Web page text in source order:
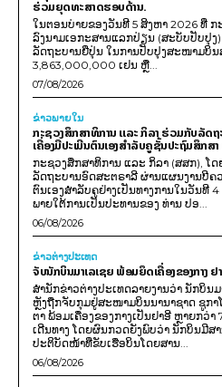
ຮ່ວມຍຸດທະສາດຮອບດ້ານ.
ໃນຕອນບ່າຍຂອງວັນທີ 5 ສິງຫາ 2026 ທີ່ ກ
ລົງນາມເອກະສານແລກປ່ຽນ (ສະບັບປັບປຸງ
ລັດຖະບານຍີ່ປຸ່ນ ໃນການປັບປຸງສະໜາມບິ
3,863,000,000 ເຢນ ຫຼື...
07/08/2026
ຂ່າວພາຍ​ໃນ
ກະຊວງສຶກສາທິການ ແລະ ກິລາ ຮ່ວມກັບລັດຖ
ເຄື່ອງມືປະເມີນຕົນເອງສຳລັບຄູຊັ້ນປະຖົມສຶກສ
ກະຊວງສຶກສາທິການ ແລະ ກິລາ (ສສກ),
ລັດຖະບານອົດສະຕຣາລີ ຜ່ານແຜນງານບີຄ
ຕົນເອງສຳລັບຄູຢ່າງເປັນທາງການໃນວັນທີ
ພາຍໃຕ້ການເປັນປະທານຂອງ ທ່ານ ປອ...
06/08/2026
ຂ່າວຕ່າງປະເທດ
ຈັບນັກບິນມາເລເຊຍ ພ້ອມຍຶດເຄື່ອງຂອງກາງ ຢ
ສຳນັກຂ່າວຕ່າງປະເທດລາຍງານວ່າ ນັກບິນ
ຫຼັງຖືກຈັບກຸມຢູ່ສະໜາມບິນນານາຊາດ ຊູກາ
ຕາ ພ້ອມເຄື່ອງຂອງກາງເປັນຢາອີ ຫຼາຍກວ່
ເດີນທາງ ໂດຍຜົນກວດຍັງພົບວ່າ ນັກບິນມີສ
ປະຕິບັດໜ້າທີ່ຂັບເຮືອບິນໂດຍສານ...
06/08/2026